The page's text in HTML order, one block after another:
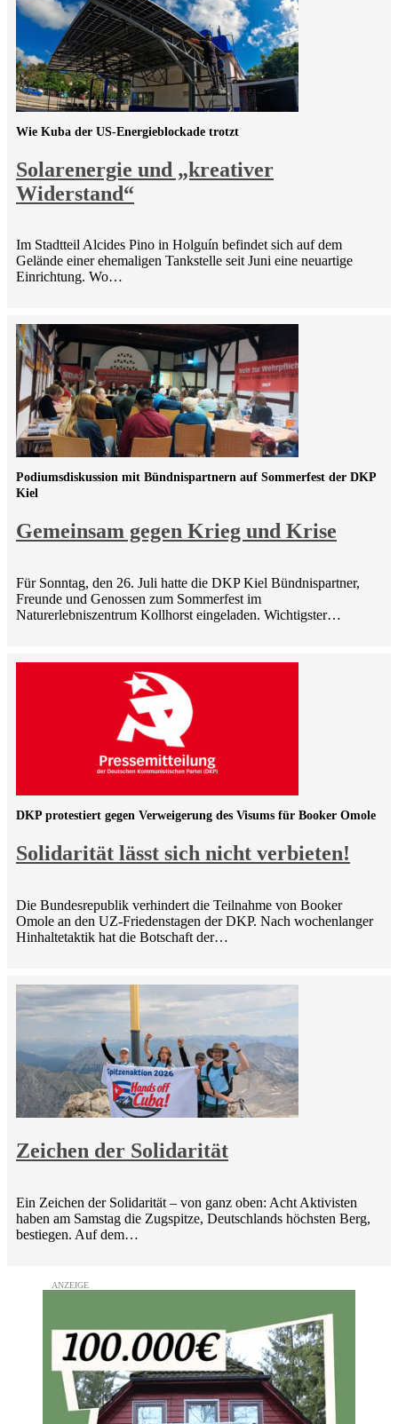
Solarenergie und „kreativer
Widerstand“
Wie Kuba der US-Energieblockade trotzt
Im Stadtteil Alcides Pino in Holguín befindet sich auf dem
Gelände einer ehemaligen Tankstelle seit Juni eine neuartige
Einrichtung. Wo…
Gemeinsam gegen Krieg und Krise
Podiumsdiskussion mit Bündnispartnern auf Sommerfest der DKP
Kiel
Für Sonntag, den 26. Juli hatte die DKP Kiel Bündnispartner,
Freunde und Genossen zum Sommerfest im
Naturerlebniszentrum Kollhorst eingeladen. Wichtigster…
Solidarität lässt sich nicht verbieten!
DKP protestiert gegen Verweigerung des Visums für Booker Omole
Die Bundesrepublik verhindert die Teilnahme von Booker
Omole an den UZ-Friedenstagen der DKP. Nach wochenlanger
Hinhaltetaktik hat die Botschaft der…
Zeichen der Solidarität
Ein Zeichen der Solidarität – von ganz oben: Acht Aktivisten
haben am Samstag die Zugspitze, Deutschlands höchsten Berg,
bestiegen. Auf dem…